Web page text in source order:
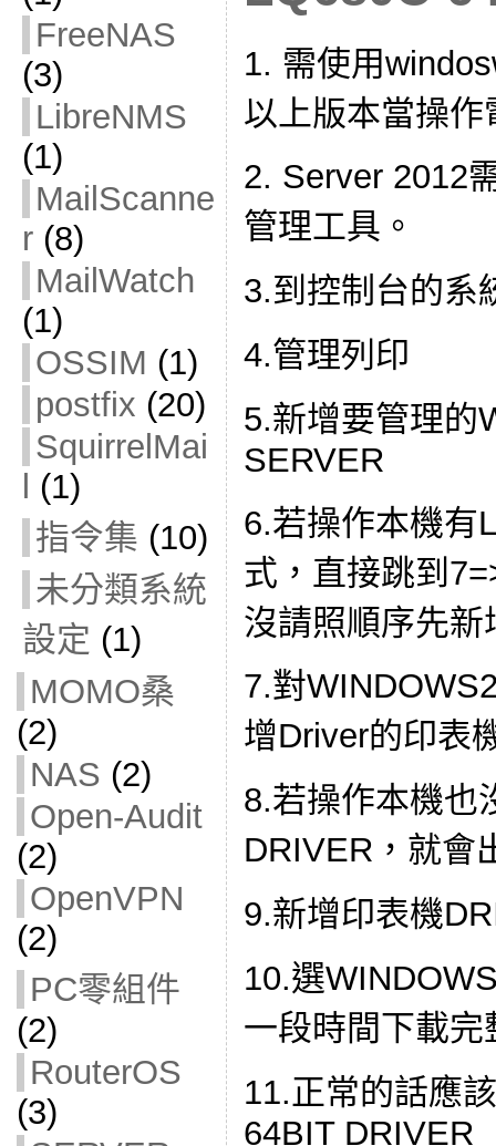
FreeNAS
(3)
LibreNMS
(1)
MailScanne
r(8)
MailWatch
(1)
OSSIM (1)
postfix (20)
SquirrelMai
(1)
指令集 (10)
未分類系統
設定 (1)
MOMO桑
(2)
NAS (2)
Open-Audit
(2)
OpenVPN
(2)
PC零組件
(2)
RouterOS
(3)
1. 需使用
以上版本當操作
2. Server 2012
管理工具。
3.到控制台的系
4.管理列印
5.新增要管理的
SERVER
6.若操作本機有
式，直接跳到
沒請照順序先新
7.對
增Driver的印表
8.若操作本機也
DRIVER，就會
9.新增印表機
10.選
一段時間下載
11.正常的話應
64BIT DRIVER